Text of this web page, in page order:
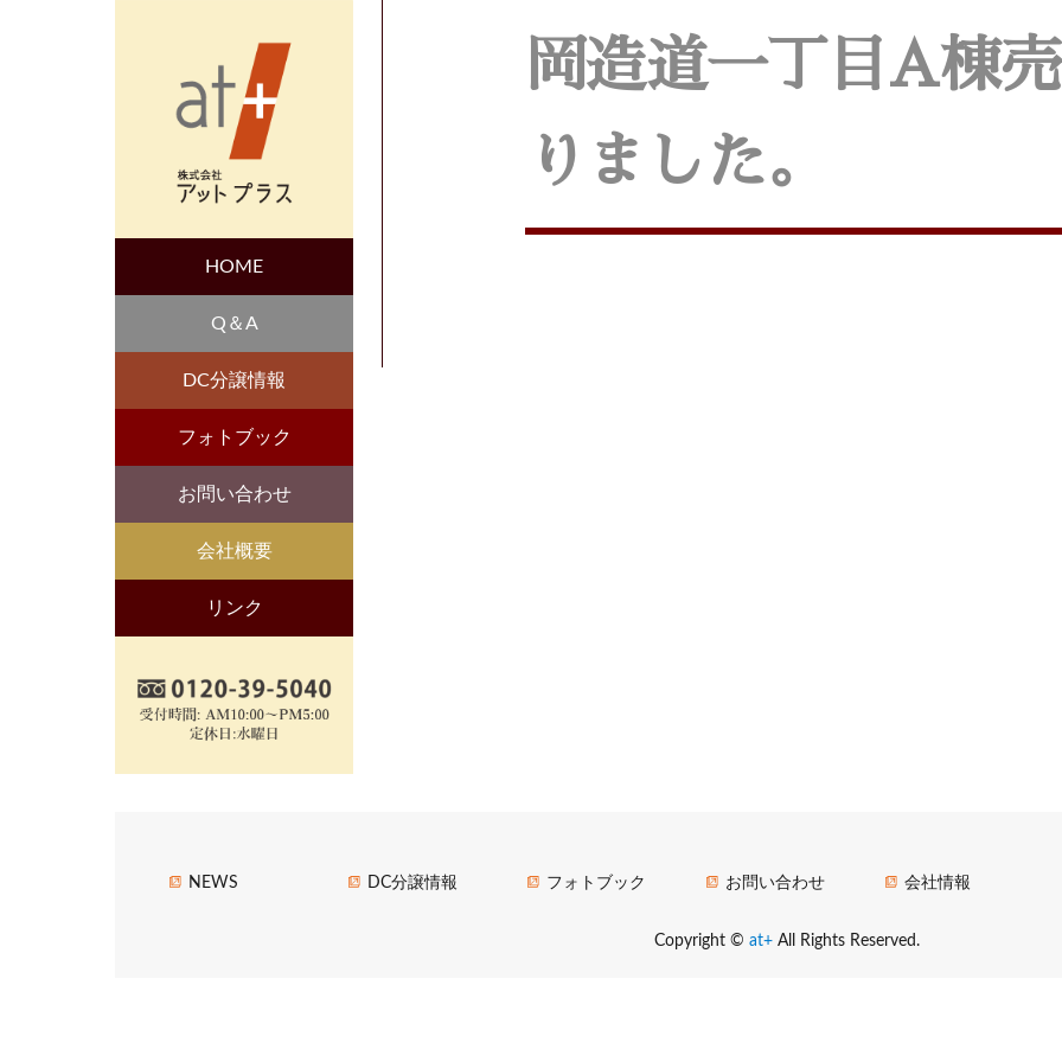
岡造道一丁目A棟
りました。
HOME
Q＆A
DC分譲情報
フォトブック
お問い合わせ
会社概要
リンク
NEWS DC分譲情報 フォトブック お問い合わせ 会社情報
Copyright © at+ All Rights Reserved.